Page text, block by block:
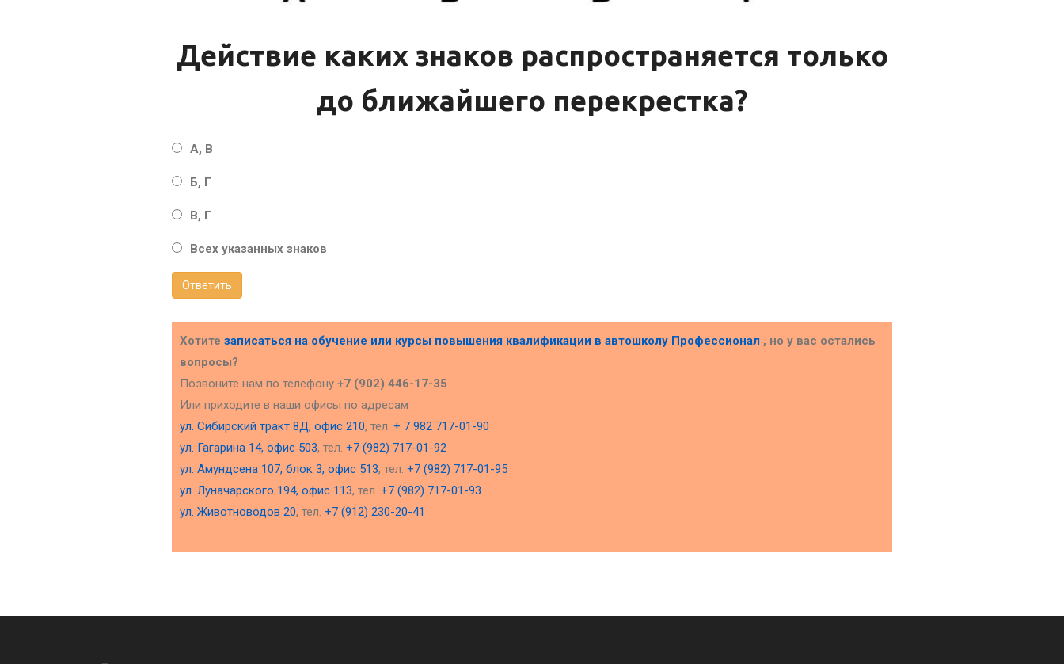
Действие каких знаков распространяется только
до ближайшего перекрестка?
А, В
Б, Г
В, Г
Всех указанных знаков
Ответить
Хотите записаться на обучение или курсы повышения квалификации в автошколу Профессионал , но у вас остались
вопросы?
Позвоните нам по телефону +7 (902) 446-17-35
Или приходите в наши офисы по адресам
ул. Сибирский тракт 8Д, офис 210, тел. + 7 982 717-01-90
ул. Гагарина 14, офис 503, тел. +7 (982) 717-01-92
ул. Амундсена 107, блок 3, офис 513, тел. +7 (982) 717-01-95
ул. Луначарского 194, офис 113, тел. +7 (982) 717-01-93
ул. Животноводов 20, тел. +7 (912) 230-20-41